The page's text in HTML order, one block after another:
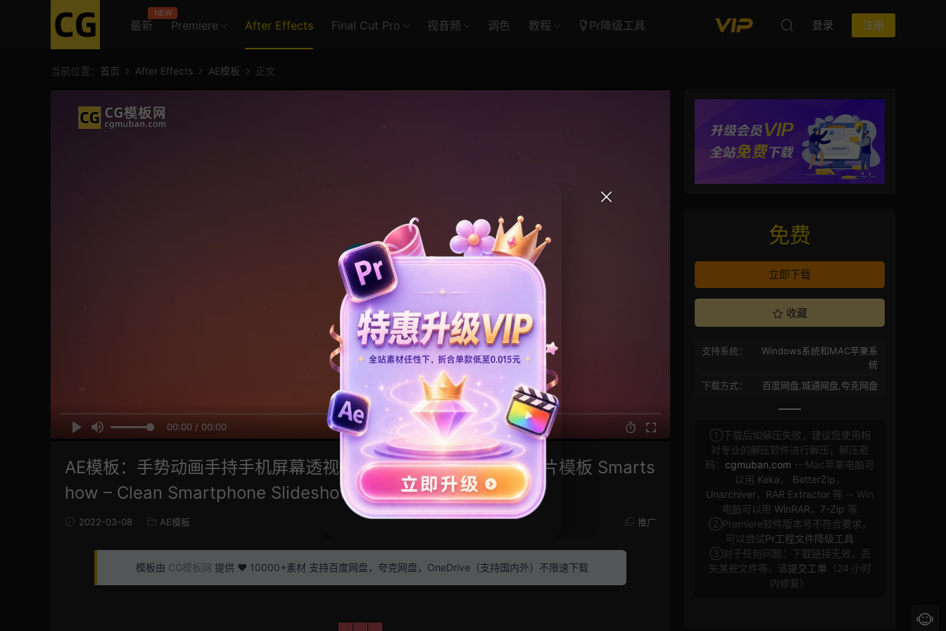
最新
NEW
Premiere After Effects Final Cut Pro 视音频 调色 教程 Pr降级工具 登录 注册
当前位置： 首页 After Effects AE模板 正文
00:00 / 00:00
AE模板：手势动画手持手机屏幕透视滑屏效果图片视频展示幻灯片模板 Smarts
how – Clean Smartphone Slideshow
2022-03-08 AE模板 推广
模板由 CG模板网 提供 ❤️ 10000+素材 支持百度网盘，夸克网盘，OneDrive（支持国内外）不限速下载
免费
立即下载
收藏
支持系统：
Windows系统和MAC苹果系
统
下载方式：
百度网盘,城通网盘,夸克网盘
①下载后如解压失败，建议您使用相
对专业的解压软件进行解压，解压密
码： cgmuban.com -- Mac苹果电脑可
以用 Keka ， BetterZip ，
Unarchiver， RAR Extractor 等 -- Win
电脑可以用 WinRAR ， 7-Zip 等
②Premiere软件版本号不符合要求，
可以尝试Pr工程文件降级工具
③对于任何问题：下载链接无效，丢
失某些文件等，请提交工单 （24 小时
内修复）